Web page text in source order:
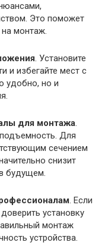
Это поможет
монтаж.
. Установите
и избегайте мест с
удобно, но и
для монтажа.
Для
сечением
снизит
будущем.
. Если
установку
монтаж
устройства.